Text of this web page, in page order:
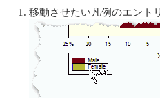
移動させたい凡例のエント